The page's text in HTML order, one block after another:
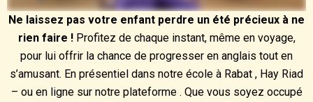
Ne laissez pas votre enfant perdre un été précieux à ne
rien faire !Profitez de chaque instant, même en voyage,
pour lui offrir la chance de progresser en anglais tout en
s’amusant. En présentiel dans notre école à Rabat , Hay Riad
– ou en ligne sur notre plateforme . Que vous soyez occupé